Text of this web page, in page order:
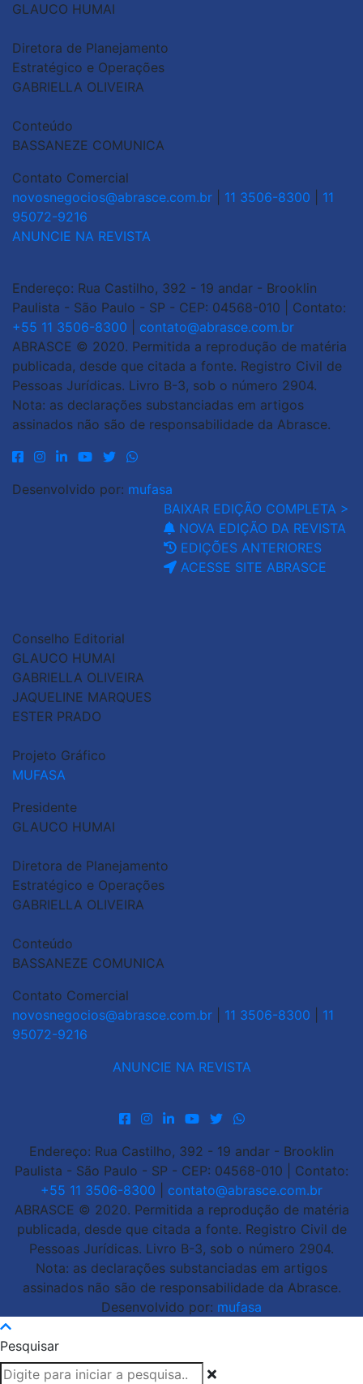
GLAUCO HUMAI
Diretora de Planejamento
Estratégico e Operações
GABRIELLA OLIVEIRA
Conteúdo
BASSANEZE COMUNICA
Contato Comercial
novosnegocios@abrasce.com.br
11 3506-8300
11
95072-9216
ANUNCIE NA REVISTA
Endereço: Rua Castilho, 392 - 19 andar - Brooklin
Paulista - São Paulo - SP - CEP: 04568-010 | Contato:
+55 11 3506-8300
contato@abrasce.com.br
ABRASCE © 2020. Permitida a reprodução de matéria
publicada, desde que citada a fonte. Registro Civil de
Pessoas Jurídicas. Livro B-3, sob o número 2904.
Nota: as declarações substanciadas em artigos
assinados não são de responsabilidade da Abrasce.
Desenvolvido por: mufasa
BAIXAR EDIÇÃO COMPLETA >
NOVA EDIÇÃO DA REVISTA
EDIÇÕES ANTERIORES
ACESSE SITE ABRASCE
Conselho Editorial
GLAUCO HUMAI
GABRIELLA OLIVEIRA
JAQUELINE MARQUES
ESTER PRADO
Projeto Gráfico
MUFASA
Presidente
GLAUCO HUMAI
Diretora de Planejamento
Estratégico e Operações
GABRIELLA OLIVEIRA
Conteúdo
BASSANEZE COMUNICA
Contato Comercial
novosnegocios@abrasce.com.br
11 3506-8300
11
95072-9216
ANUNCIE NA REVISTA
Endereço: Rua Castilho, 392 - 19 andar - Brooklin
Paulista - São Paulo - SP - CEP: 04568-010 | Contato:
+55 11 3506-8300
contato@abrasce.com.br
ABRASCE © 2020. Permitida a reprodução de matéria
publicada, desde que citada a fonte. Registro Civil de
Pessoas Jurídicas. Livro B-3, sob o número 2904.
Nota: as declarações substanciadas em artigos
assinados não são de responsabilidade da Abrasce.
Desenvolvido por: mufasa
Pesquisar